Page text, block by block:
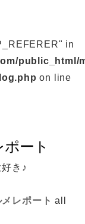
in
public_html/
on line
き♪
レポート all